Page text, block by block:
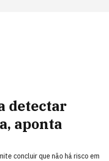
detectar
aponta
concluir que não há risco em